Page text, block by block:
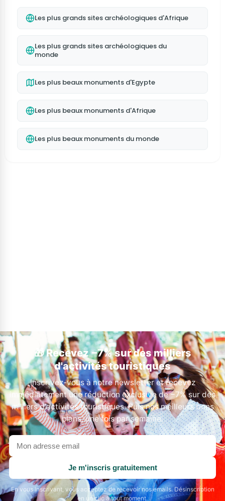
Les plus grands sites archéologiques d'Afrique
Les plus grands sites archéologiques du
monde
Les plus beaux monuments d'Egypte
Les plus beaux monuments d'Afrique
Les plus beaux monuments du monde
🎁 Recevez −7% sur des milliers
d'activités touristiques
Inscrivez-vous à notre newsletter et recevez
immédiatement une réduction exclusive de −7% sur des
milliers d'activités touristiques. Puis nos meilleurs bons
plans, une fois par semaine.
Votre
adresse
email
Je m'inscris gratuitement
En vous inscrivant, vous acceptez de recevoir nos emails. Désinscription
en un clic à tout moment.